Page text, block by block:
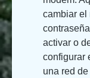
cambiar el
activar o
configurar
una red